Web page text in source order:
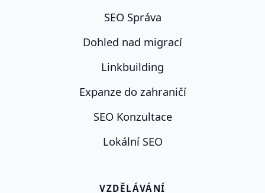
SEO Správa
Dohled nad migrací
Linkbuilding
Expanze do zahraničí
SEO Konzultace
Lokální SEO
VZDĚLÁVÁNÍ